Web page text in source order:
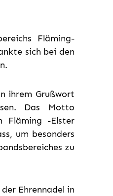
Fläming-
sich bei den
ihrem Grußwort
Das Motto
Fläming -Elster
um besonders
zu
Ehrennadel in